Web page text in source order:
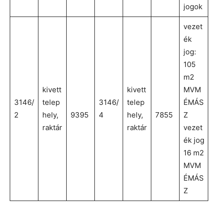
jogok
3146/
2
kivett
telep
hely,
raktár
9395
3146/
4
kivett
telep
hely,
raktár
7855
vezet
ék
jog:
105
m2
MVM
ÉMÁS
Z
vezet
ék jog
16 m2
MVM
ÉMÁS
Z